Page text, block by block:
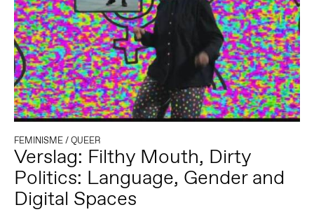
FEMINISME/QUEER
Verslag: Filthy Mouth, Dirty
Politics: Language, Gender and
Digital Spaces